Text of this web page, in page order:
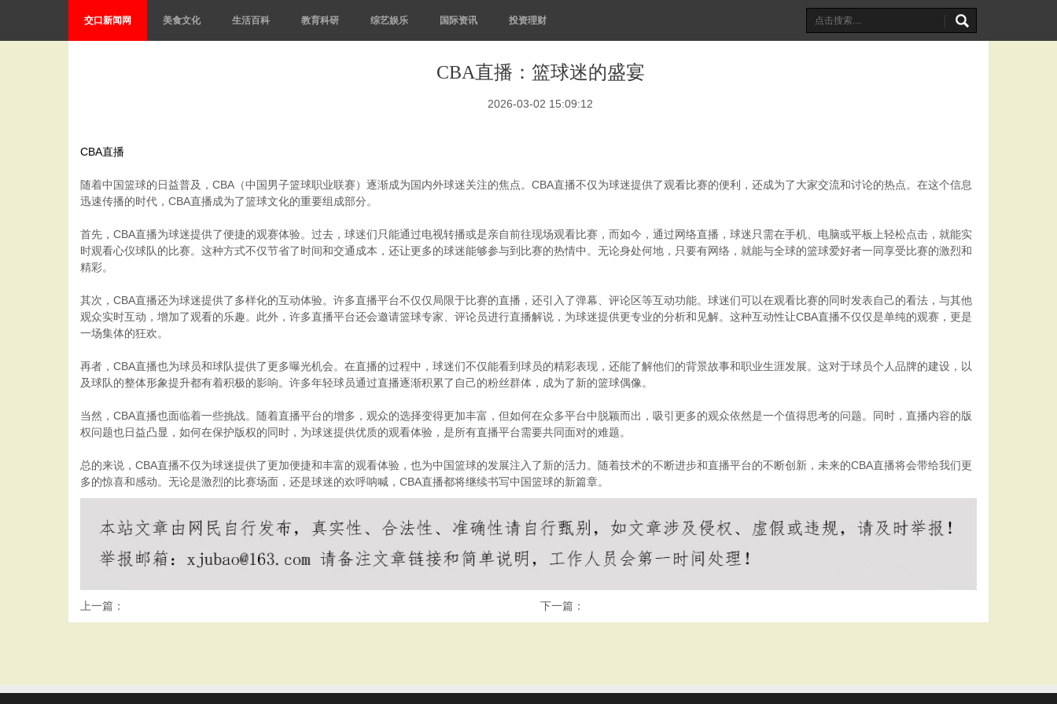
交口新闻网 美食文化 生活百科 教育科研 综艺娱乐 国际资讯 投资理财
CBA直播：篮球迷的盛宴
2026-03-02 15:09:12
CBA直播
随着中国篮球的日益普及，CBA（中国男子篮球职业联赛）逐渐成为国内外球迷关注的焦点。CBA直播不仅为球迷提供了观看比赛的便利，还成为了大家交流和讨论的热点。在这个信息
迅速传播的时代，CBA直播成为了篮球文化的重要组成部分。
首先，CBA直播为球迷提供了便捷的观赛体验。过去，球迷们只能通过电视转播或是亲自前往现场观看比赛，而如今，通过网络直播，球迷只需在手机、电脑或平板上轻松点击，就能实
时观看心仪球队的比赛。这种方式不仅节省了时间和交通成本，还让更多的球迷能够参与到比赛的热情中。无论身处何地，只要有网络，就能与全球的篮球爱好者一同享受比赛的激烈和
精彩。
其次，CBA直播还为球迷提供了多样化的互动体验。许多直播平台不仅仅局限于比赛的直播，还引入了弹幕、评论区等互动功能。球迷们可以在观看比赛的同时发表自己的看法，与其他
观众实时互动，增加了观看的乐趣。此外，许多直播平台还会邀请篮球专家、评论员进行直播解说，为球迷提供更专业的分析和见解。这种互动性让CBA直播不仅仅是单纯的观赛，更是
一场集体的狂欢。
再者，CBA直播也为球员和球队提供了更多曝光机会。在直播的过程中，球迷们不仅能看到球员的精彩表现，还能了解他们的背景故事和职业生涯发展。这对于球员个人品牌的建设，以
及球队的整体形象提升都有着积极的影响。许多年轻球员通过直播逐渐积累了自己的粉丝群体，成为了新的篮球偶像。
当然，CBA直播也面临着一些挑战。随着直播平台的增多，观众的选择变得更加丰富，但如何在众多平台中脱颖而出，吸引更多的观众依然是一个值得思考的问题。同时，直播内容的版
权问题也日益凸显，如何在保护版权的同时，为球迷提供优质的观看体验，是所有直播平台需要共同面对的难题。
总的来说，CBA直播不仅为球迷提供了更加便捷和丰富的观看体验，也为中国篮球的发展注入了新的活力。随着技术的不断进步和直播平台的不断创新，未来的CBA直播将会带给我们更
多的惊喜和感动。无论是激烈的比赛场面，还是球迷的欢呼呐喊，CBA直播都将继续书写中国篮球的新篇章。
上一篇： 下一篇：